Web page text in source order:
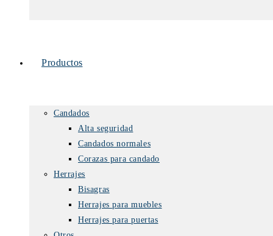
Productos
Candados
Alta seguridad
Candados normales
Corazas para candado
Herrajes
Bisagras
Herrajes para muebles
Herrajes para puertas